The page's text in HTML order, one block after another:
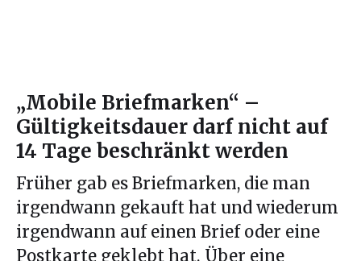
„Mobile Briefmarken“ –
Gültigkeitsdauer darf nicht auf
14 Tage beschränkt werden
Früher gab es Briefmarken, die man
irgendwann gekauft hat und wiederum
irgendwann auf einen Brief oder eine
Postkarte geklebt hat. Über eine